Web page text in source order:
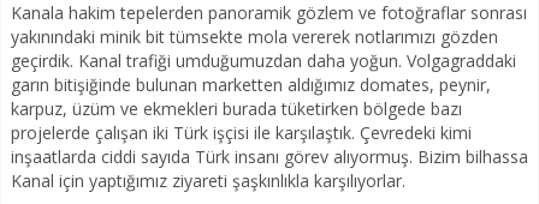
Kanala hakim tepelerden panoramik gözlem ve fotoğraflar sonrası
yakınındaki minik bit tümsekte mola vererek notlarımızı gözden
geçirdik. Kanal trafiği umduğumuzdan daha yoğun. Volgagraddaki
garın bitişiğinde bulunan marketten aldığımız domates, peynir,
karpuz, üzüm ve ekmekleri burada tüketirken bölgede bazı
projelerde çalışan iki Türk işçisi ile karşılaştık. Çevredeki kimi
inşaatlarda ciddi sayıda Türk insanı görev alıyormuş. Bizim bilhassa
Kanal için yaptığımız ziyareti şaşkınlıkla karşılıyorlar.